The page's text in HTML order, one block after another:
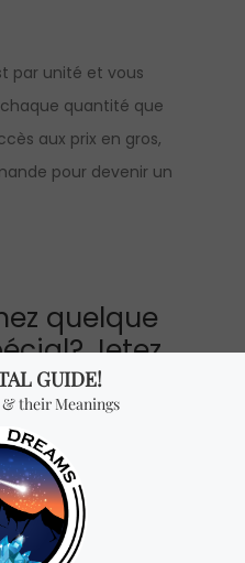
par unité et vous
chaque quantité que
aux prix en gros,
pour devenir un
quelque
Jetez
à nos
plus